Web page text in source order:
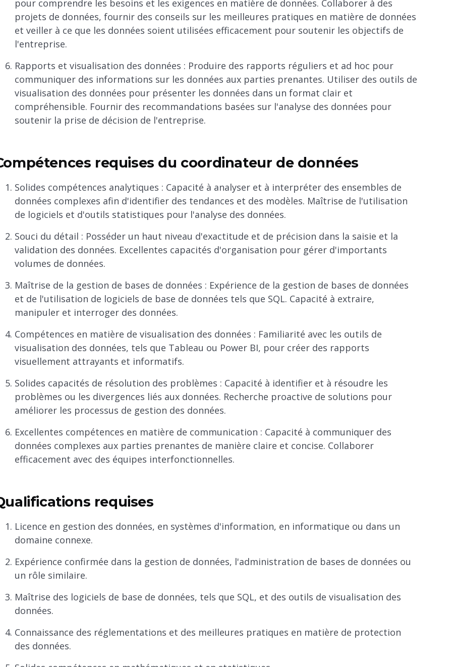
pour comprendre les besoins et les exigences en matière de données. Collaborer à des
projets de données, fournir des conseils sur les meilleures pratiques en matière de données
et veiller à ce que les données soient utilisées efficacement pour soutenir les objectifs de
l'entreprise.
Rapports et visualisation des données : Produire des rapports réguliers et ad hoc pour
communiquer des informations sur les données aux parties prenantes. Utiliser des outils de
visualisation des données pour présenter les données dans un format clair et
compréhensible. Fournir des recommandations basées sur l'analyse des données pour
soutenir la prise de décision de l'entreprise.
requises du coordinateur de données
Solides compétences analytiques : Capacité à analyser et à interpréter des ensembles de
données complexes afin d'identifier des tendances et des modèles. Maîtrise de l'utilisation
de logiciels et d'outils statistiques pour l'analyse des données.
Souci du détail : Posséder un haut niveau d'exactitude et de précision dans la saisie et la
validation des données. Excellentes capacités d'organisation pour gérer d'importants
volumes de données.
Maîtrise de la gestion de bases de données : Expérience de la gestion de bases de données
et de l'utilisation de logiciels de base de données tels que SQL. Capacité à extraire,
manipuler et interroger des données.
Compétences en matière de visualisation des données : Familiarité avec les outils de
visualisation des données, tels que Tableau ou Power BI, pour créer des rapports
visuellement attrayants et informatifs.
Solides capacités de résolution des problèmes : Capacité à identifier et à résoudre les
problèmes ou les divergences liés aux données. Recherche proactive de solutions pour
améliorer les processus de gestion des données.
Excellentes compétences en matière de communication : Capacité à communiquer des
données complexes aux parties prenantes de manière claire et concise. Collaborer
efficacement avec des équipes interfonctionnelles.
requises
Licence en gestion des données, en systèmes d'information, en informatique ou dans un
domaine connexe.
Expérience confirmée dans la gestion de données, l'administration de bases de données ou
un rôle similaire.
Maîtrise des logiciels de base de données, tels que SQL, et des outils de visualisation des
données.
Connaissance des réglementations et des meilleures pratiques en matière de protection
des données.